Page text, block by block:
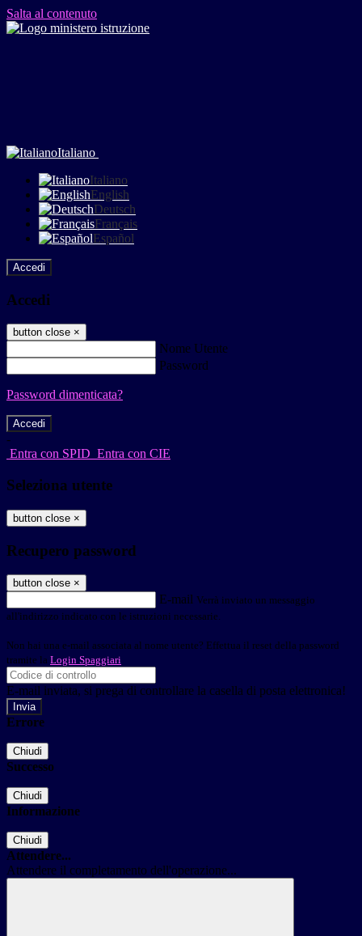
Salta al contenuto
Italiano
Italiano
English
Deutsch
Français
Español
Accedi
Accedi
button close ×
Nome Utente
Password
Password dimenticata?
-
Entra con SPID Entra con CIE
Seleziona utente
button close ×
Recupero password
button close ×
E-mail Verrà inviato un messaggio
all'indirizzo indicato con le istruzioni necessarie.
Non hai una e-mail associata al nome utente? Effettua il reset della password
tramite la Login Spaggiari
E-mail inviata, si prega di controllare la casella di posta elettronica!
Errore
Chiudi
Successo
Chiudi
Informazione
Chiudi
Attendere...
Attendere il completamento dell'operazione...